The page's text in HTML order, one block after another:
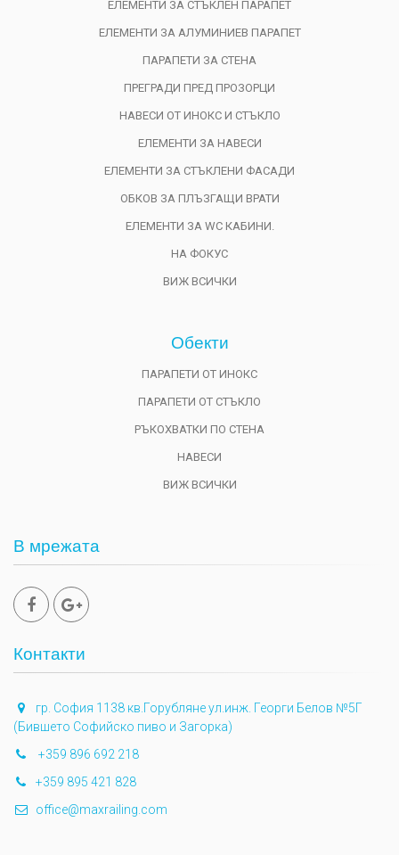
ЕЛЕМЕНТИ ЗА СТЪКЛЕН ПАРАПЕТ
ЕЛЕМЕНТИ ЗА АЛУМИНИЕВ ПАРАПЕТ
ПАРАПЕТИ ЗА СТЕНА
ПРЕГРАДИ ПРЕД ПРОЗОРЦИ
НАВЕСИ ОТ ИНОКС И СТЪКЛО
ЕЛЕМЕНТИ ЗА НАВЕСИ
ЕЛЕМЕНТИ ЗА СТЪКЛЕНИ ФАСАДИ
ОБКОВ ЗА ПЛЪЗГАЩИ ВРАТИ
ЕЛЕМЕНТИ ЗА WC КАБИНИ.
НА ФОКУС
ВИЖ ВСИЧКИ
Обекти
ПАРАПЕТИ ОТ ИНОКС
ПАРАПЕТИ ОТ СТЪКЛО
РЪКОХВАТКИ ПО СТЕНА
НАВЕСИ
ВИЖ ВСИЧКИ
В мрежата
Контакти
гр. София 1138 кв.Горубляне ул.инж. Георги Белов №5Г
(Бившето Софийско пиво и Загорка)
+359 896 692 218
+359 895 421 828
office@maxrailing.com